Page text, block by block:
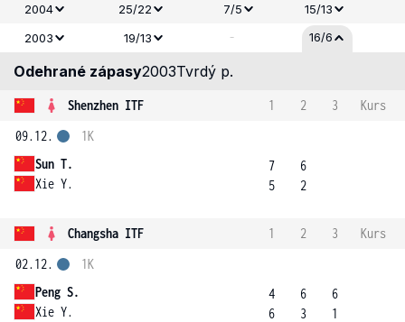
2004
25/22 7/5 15/13
2003
19/13 - 16/6
Odehrané zápasy2003Tvrdý p.
Shenzhen ITF 1 2 3
Kurs
09.12.
Sun T.
Xie Y.
1K
7
5
6
2
Changsha ITF 1 2 3
Kurs
02.12.
Peng S.
Xie Y.
1K
4
6
6
3
6
1